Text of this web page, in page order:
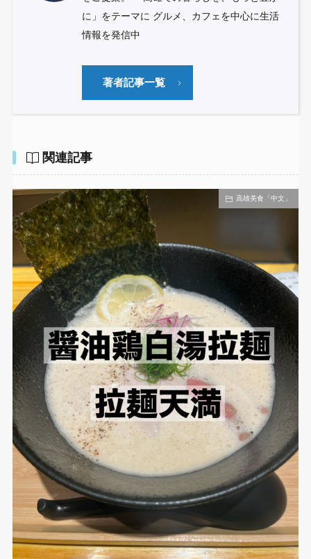
に」をテーマに グルメ、カフェを中心に生活
情報を発信中
著者記事一覧
関連記事
高雄美食「中文」